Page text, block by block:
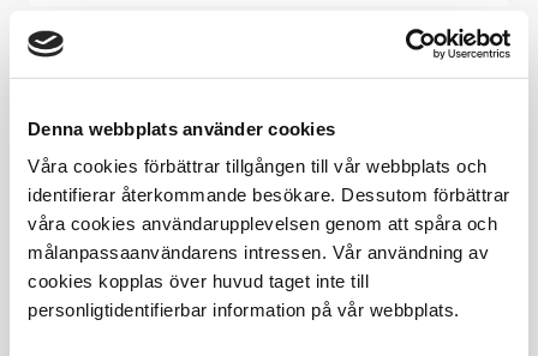
Denna webbplats använder cookies
Våra cookies förbättrar tillgången till vår webbplats och
identifierar återkommande besökare. Dessutom förbättrar
våra cookies användarupplevelsen genom att spåra och
målanpassaanvändarens intressen. Vår användning av
cookies kopplas över huvud taget inte till
personligtidentifierbar information på vår webbplats.
RESULTAT
Träning Reserv
Tidskval 1
Tidskval 2
Tidskval 3
Varvtider träning Grupp 1
Varvtider träning Grupp 2
Varvtider träning Grupp 3
Varvtider träning Reservlag